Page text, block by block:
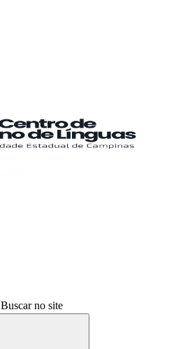
Buscar no site